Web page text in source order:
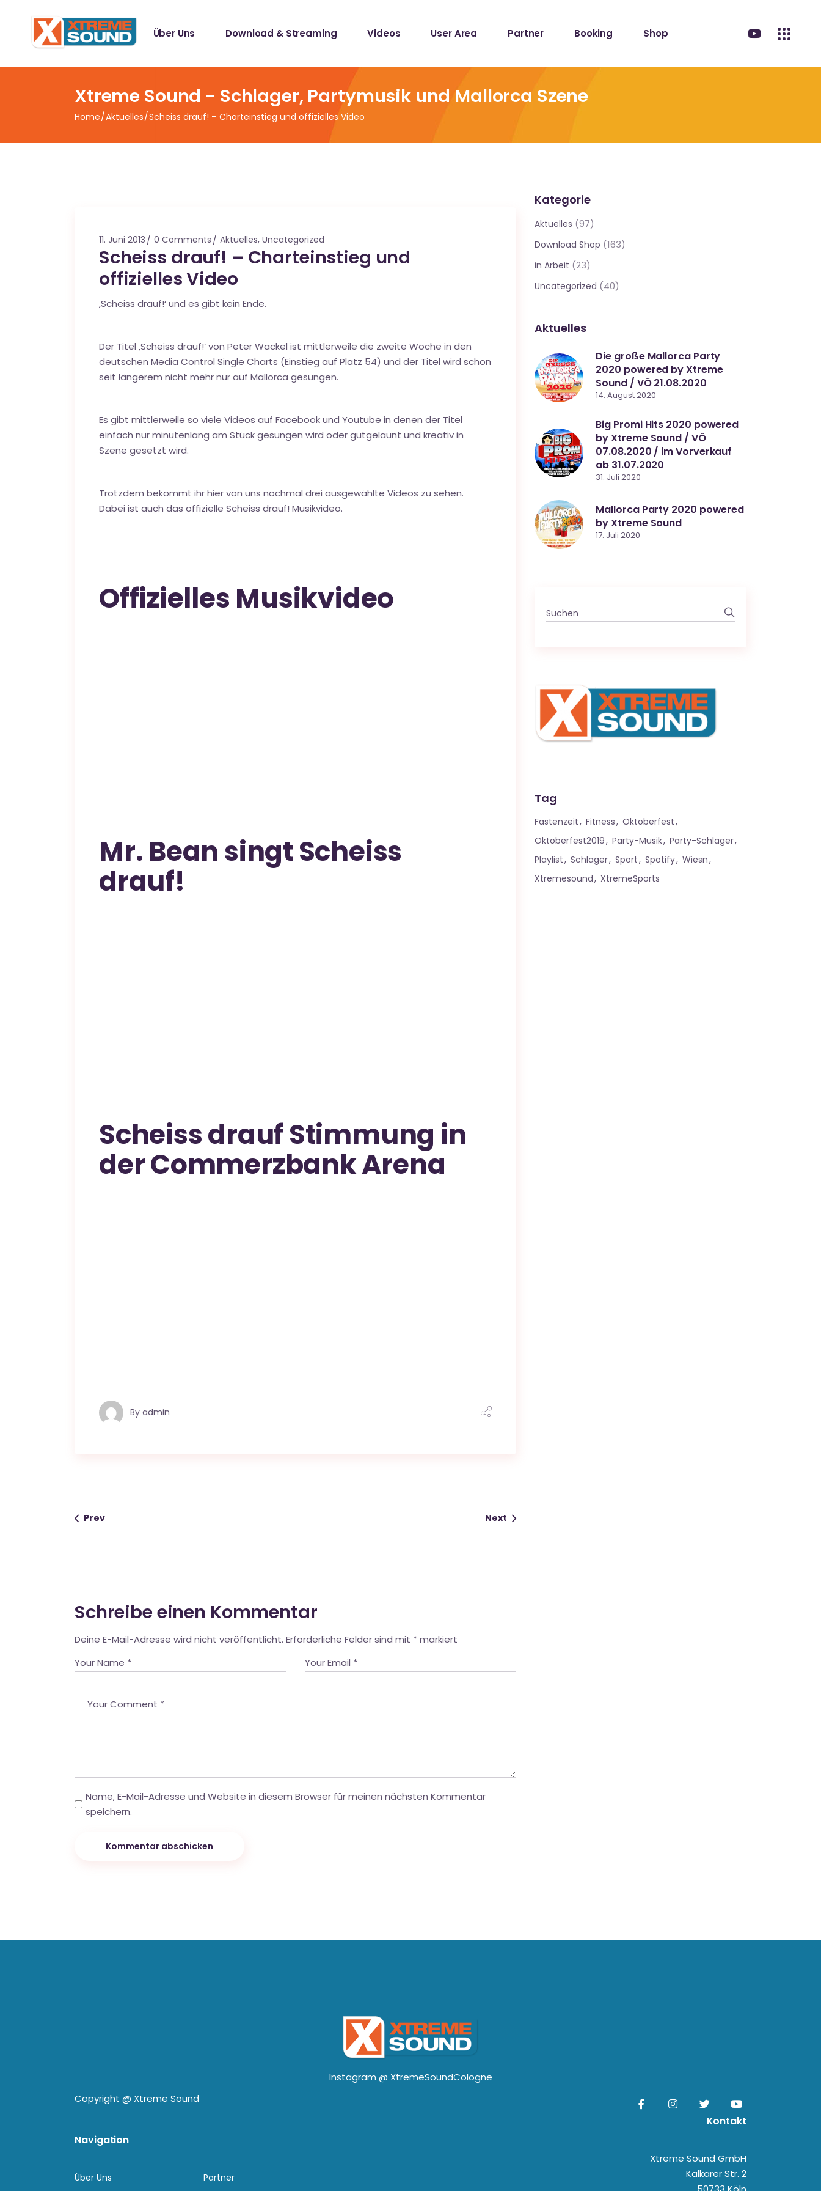
Über Uns Download & Streaming
Singles
Spotify Playlists
Mallotze Records
Videos User Area Partner Booking Shop
Sampler
Xtreme Sound - Schlager, Partymusik und Mallorca Szene
Home Aktuelles Scheiss drauf! – Charteinstieg und offizielles Video
11. Juni 2013 0 Comments Aktuelles, Uncategorized
Scheiss drauf! – Charteinstieg und
offizielles Video
‚Scheiss drauf!‘ und es gibt kein Ende.
Der Titel ‚Scheiss drauf!‘ von Peter Wackel ist mittlerweile die zweite Woche in den
deutschen Media Control Single Charts (Einstieg auf Platz 54) und der Titel wird schon
seit längerem nicht mehr nur auf Mallorca gesungen.
Es gibt mittlerweile so viele Videos auf Facebook und Youtube in denen der Titel
einfach nur minutenlang am Stück gesungen wird oder gutgelaunt und kreativ in
Szene gesetzt wird.
Trotzdem bekommt ihr hier von uns nochmal drei ausgewählte Videos zu sehen.
Dabei ist auch das offizielle Scheiss drauf! Musikvideo.
Offizielles Musikvideo
Mr. Bean singt Scheiss
drauf!
Scheiss drauf Stimmung in
der Commerzbank Arena
By admin
Prev Next
Schreibe einen Kommentar
Deine E-Mail-Adresse wird nicht veröffentlicht. Erforderliche Felder sind mit * markiert
Name, E-Mail-Adresse und Website in diesem Browser für meinen nächsten Kommentar
speichern.
Kommentar abschicken
Kategorie
Aktuelles (97)
Download Shop (163)
in Arbeit (23)
Uncategorized (40)
Aktuelles
Die große Mallorca Party
2020 powered by Xtreme
Sound / VÖ 21.08.2020
14. August 2020
Big Promi Hits 2020 powered
by Xtreme Sound / VÖ
07.08.2020 / im Vorverkauf
ab 31.07.2020
31. Juli 2020
Mallorca Party 2020 powered
by Xtreme Sound
17. Juli 2020
Search
for:
Tag
Fastenzeit Fitness
Oktoberfest
Oktoberfest2019
Party-Musik
Party-Schlager
Playlist
Schlager Sport Spotify
Wiesn
Xtremesound
XtremeSports
Instagram @ XtremeSoundCologne
Copyright @ Xtreme Sound
Navigation
Über Uns Partner
Kontakt
Xtreme Sound GmbH
Kalkarer Str. 2